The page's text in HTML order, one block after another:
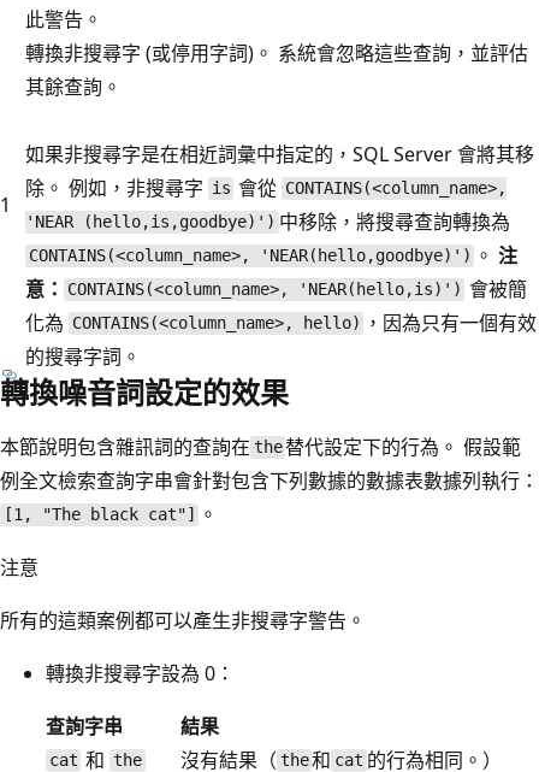
此警告。
1
轉換非搜尋字 (或停用字詞)。 系統會忽略這些查詢，並評估
其餘查詢。
如果非搜尋字是在相近詞彙中指定的，SQL Server 會將其移
除。 例如，非搜尋字 is 會從 CONTAINS(<column_name>,
'NEAR (hello,is,goodbye)') 中移除，將搜尋查詢轉換為
CONTAINS(<column_name>, 'NEAR(hello,goodbye)') 。注
意：
CONTAINS(<column_name>, 'NEAR(hello,is)') 會被簡
化為 CONTAINS(<column_name>, hello)
，因為只有一個有效
的搜尋字詞。
轉換噪音詞設定的效果
本節說明包含雜訊詞的查詢在 the 替代設定下的行為。 假設範
例全文檢索查詢字串會針對包含下列數據的數據表數據列執行：
[1, "The black cat"]
。
注意
所有的這類案例都可以產生非搜尋字警告。
轉換非搜尋字設為 0：
查詢字串
結果
cat 和the 沒有結果（ the和 cat 的行為相同。）